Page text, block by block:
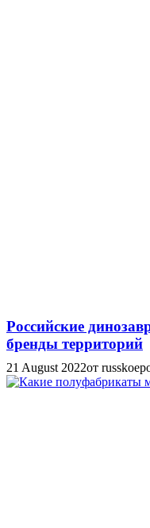
Российские
бренды территорий
21 August 2022от